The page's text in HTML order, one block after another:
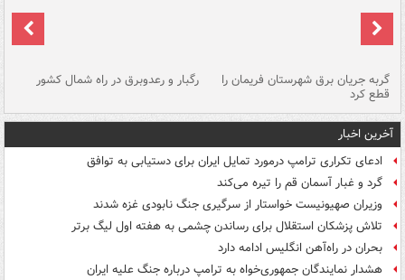
گربه جریان برق شهرستان فریمان را
قطع کرد
رگبار و رعدوبرق در راه شمال کشور
آخرین اخبار
ادعای تکراری ترامپ درمورد تمایل ایران برای دستیابی به توافق
گرد و غبار آسمان قم را تیره می‌کند
وزیران صهیونیست خواستار از سرگیری جنگ نابودی غزه شدند
تلاش پزشکان استقلال برای رساندن چشمی به هفته اول لیگ برتر
بحران در راه‌آهن انگلیس ادامه دارد
هشدار نمایندگان جمهوری‌خواه به ترامپ درباره جنگ علیه ایران